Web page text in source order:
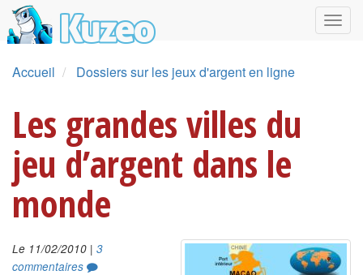
Accueil Dossiers sur les jeux d'argent en ligne
Les grandes villes du
jeu d’argent dans le
monde
Le 11/02/2010 | 3
commentaires